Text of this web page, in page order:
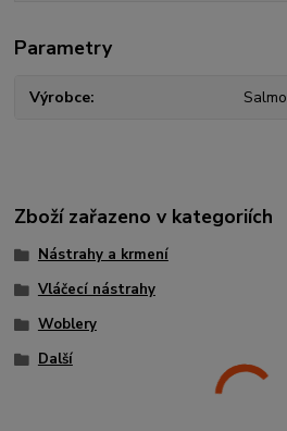
Parametry
Výrobce Salmo
Zboží zařazeno v kategoriích
Nástrahy a krmení
Vláčecí nástrahy
Woblery
Další